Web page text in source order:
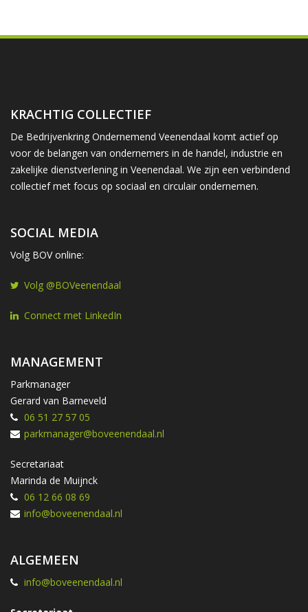
KRACHTIG COLLECTIEF
De Bedrijvenkring Ondernemend Veenendaal komt actief op
voor de belangen van ondernemers in de handel, industrie en
zakelijke dienstverlening in Veenendaal. We zijn een verbindend
collectief met focus op sociaal en circulair ondernemen.
SOCIAL MEDIA
Volg BOV online:
Volg @BOVeenendaal
Connect met LinkedIn
MANAGEMENT
Parkmanager
Gerard van Barneveld
06 51 27 57 05
parkmanager@boveenendaal.nl
Secretariaat
Marinda de Muijnck
06 12 66 08 69
info@boveenendaal.nl
ALGEMEEN
info@boveenendaal.nl